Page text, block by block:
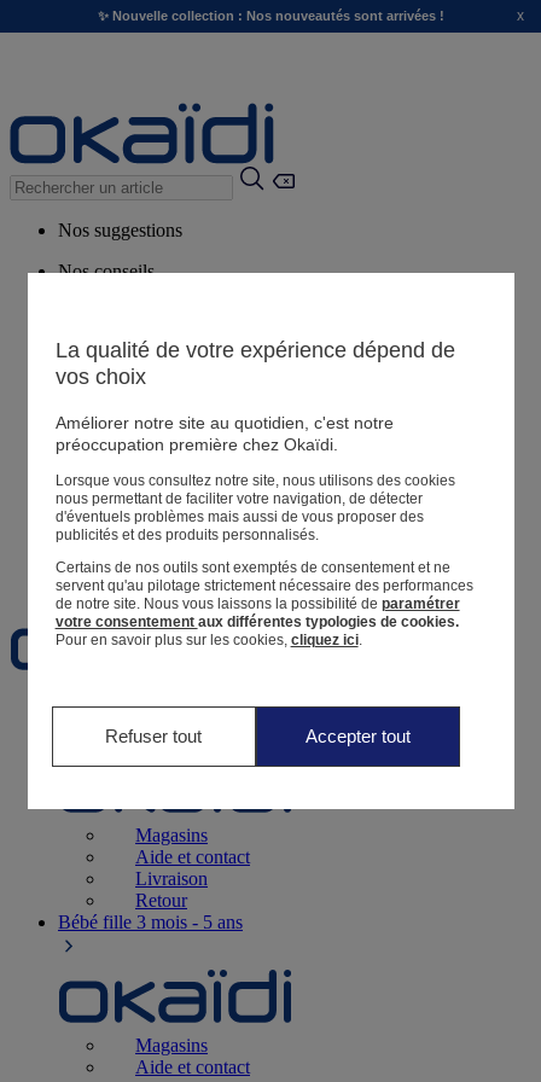
✨ Nouvelle collection : Nos nouveautés sont arrivées ! x
Nos suggestions
Nos conseils
Magasin
Mes informations
Suivre une commande
Panier
Favoris
Naissance0-12 mois
Magasins
Aide et contact
Livraison
Retour
Bébé fille 3 mois - 5 ans
Magasins
Aide et contact
La qualité de votre expérience dépend de
vos choix
Améliorer notre site au quotidien, c'est notre
préoccupation première chez Okaïdi.
Lorsque vous consultez notre site, nous utilisons des cookies
nous permettant de faciliter votre navigation, de détecter
d'éventuels problèmes mais aussi de vous proposer des
publicités et des produits personnalisés.
Certains de nos outils sont exemptés de consentement et ne
servent qu'au pilotage strictement nécessaire des performances
de notre site. Nous vous laissons la possibilité de paramétrer
votre consentement aux différentes typologies de cookies.
Pour en savoir plus sur les cookies, cliquez ici.
Refuser tout Accepter tout